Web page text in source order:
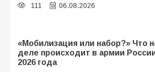
111 06.08.2026
«Мобилизация или набор?» Что
деле происходит в армии
2026 года